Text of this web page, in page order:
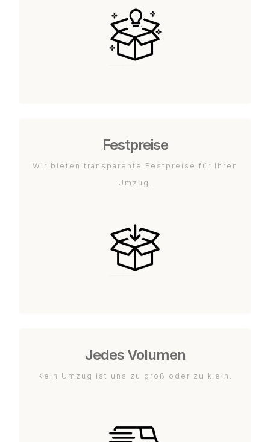
Festpreise
Wir bieten transparente Festpreise für Ihren
Umzug.
Jedes Volumen
Kein Umzug ist uns zu groß oder zu klein.